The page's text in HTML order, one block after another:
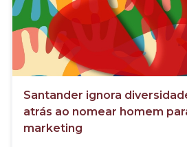
Santander ignora
atrás ao nomear homem
marketing